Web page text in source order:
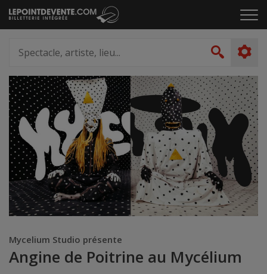
Passer
au
le
artiste,
lieu...
Mycelium Studio présente
Angine de Poitrine au Mycélium